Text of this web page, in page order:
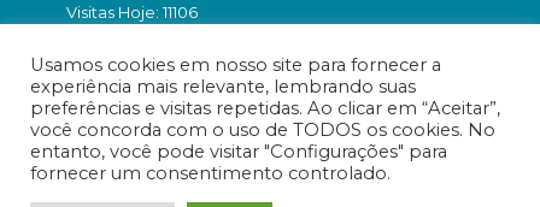
Visitas Hoje: 11106
Usamos cookies em nosso site para fornecer a
experiência mais relevante, lembrando suas
preferências e visitas repetidas. Ao clicar em “Aceitar”,
você concorda com o uso de TODOS os cookies. No
entanto, você pode visitar "Configurações" para
fornecer um consentimento controlado.